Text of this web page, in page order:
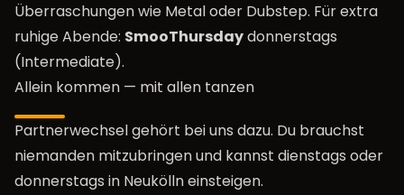
Überraschungen wie Metal oder Dubstep. Für extra
ruhige Abende: SmooThursdaydonnerstags
(Intermediate).
Allein kommen — mit allen tanzen
Partnerwechsel gehört bei uns dazu. Du brauchst
niemanden mitzubringen und kannst dienstags oder
donnerstags in Neukölln einsteigen.